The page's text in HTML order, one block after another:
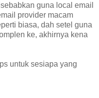
guna local email
provider macam
biasa, dah setel guna
ke, akhirnya kena
untuk sesiapa yang